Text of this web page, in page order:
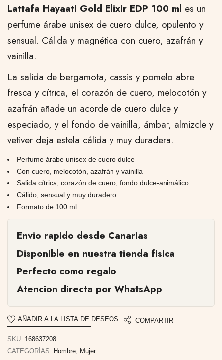
Lattafa Hayaati Gold Elixir EDP 100 ml es un
perfume árabe unisex de cuero dulce, opulento y
sensual. Cálida y magnética con cuero, azafrán y
vainilla.
La salida de bergamota, cassis y pomelo abre
fresca y cítrica, el corazón de cuero, melocotón y
azafrán añade un acorde de cuero dulce y
especiado, y el fondo de vainilla, ámbar, almizcle y
vetiver deja estela cálida y muy duradera.
Perfume árabe unisex de cuero dulce
Con cuero, melocotón, azafrán y vainilla
Salida cítrica, corazón de cuero, fondo dulce-animálico
Cálido, sensual y muy duradero
Formato de 100 ml
Envio rapido desde Canarias
Disponible en nuestra tienda fisica
Perfecto como regalo
Atencion directa por WhatsApp
AÑADIR A LA LISTA DE DESEOS COMPARTIR
SKU: 168637208
CATEGORÍAS: Hombre, Mujer